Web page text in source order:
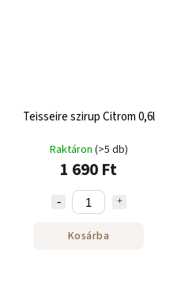
Teisseire szirup Citrom 0,6l
Raktáron (>5 db)
1 690 Ft
Kosárba